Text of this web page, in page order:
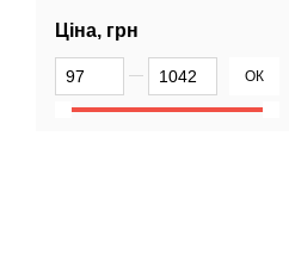
Ціна, грн
Від Ціна, грн
До Ціна, грн ОК